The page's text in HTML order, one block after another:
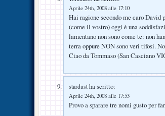
Aprile 24th, 2008 alle 17:10
Hai ragione secondo me caro David
(come il vostro) oggi è una
lamentano non sono come te: non
terra oppure NON sono veri tifosi.
Ciao da Tommaso (San Casciano
stardust ha scritto:
Aprile 24th, 2008 alle 17:53
Provo a sparare tre nomi gusto per